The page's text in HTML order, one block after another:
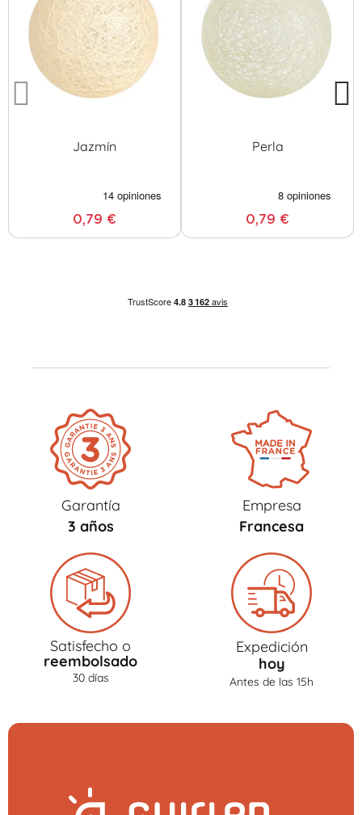
Jazmín
0,79 €
Perla
0,79 €
Garantía
3 años
Empresa
Francesa
Satisfecho o
reembolsado
30 días
Expedición
hoy
Antes de las 15h